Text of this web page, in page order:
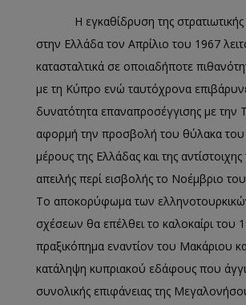
Η εγκαθίδρυση της στρατιωτικής
στην Ελλάδα τον Απρίλιο του 1967
κατασταλτικά σε οποιαδήποτε
με τη Κύπρο ενώ ταυτόχρονα
δυνατότητα επαναπροσέγγισης με την
αφορμή την προσβολή του θύλακα
μέρους της Ελλάδας και της αντίστοιχης
απειλής περί εισβολής το Νοέμβριο
Το αποκορύφωμα των
σχέσεων θα επέλθει το καλοκαίρι του
πραξικόπημα εναντίον του Μακάριου
κατάληψη κυπριακού εδάφους που
συνολικής επιφάνειας της